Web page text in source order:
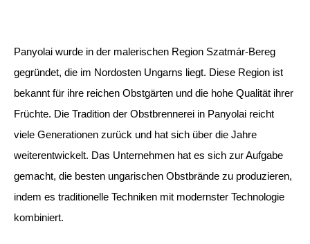
Panyolai wurde in der malerischen Region Szatmár-Bereg
gegründet, die im Nordosten Ungarns liegt. Diese Region ist
bekannt für ihre reichen Obstgärten und die hohe Qualität ihrer
Früchte. Die Tradition der Obstbrennerei in Panyolai reicht
viele Generationen zurück und hat sich über die Jahre
weiterentwickelt. Das Unternehmen hat es sich zur Aufgabe
gemacht, die besten ungarischen Obstbrände zu produzieren,
indem es traditionelle Techniken mit modernster Technologie
kombiniert.